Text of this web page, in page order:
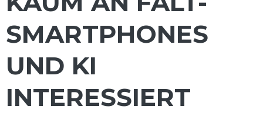
SMARTPHONES
UND KI
INTERESSIERT